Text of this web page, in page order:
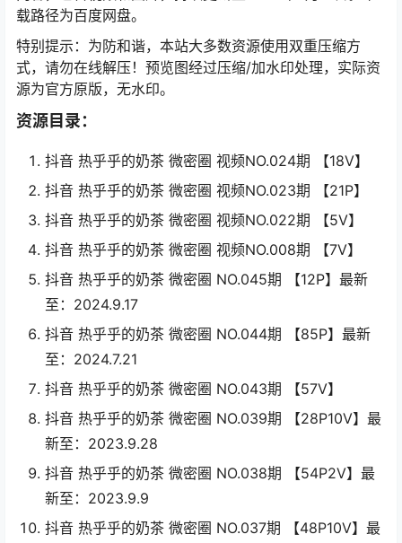
载路径为百度网盘。
特别提示：为防和谐，本站大多数资源使用双重压缩方
式，请勿在线解压！预览图经过压缩/加水印处理，实际资
源为官方原版，无水印。
资源目录：
抖音 热乎乎的奶茶 微密圈 视频NO.024期 【18V】
抖音 热乎乎的奶茶 微密圈 视频NO.023期 【21P】
抖音 热乎乎的奶茶 微密圈 视频NO.022期 【5V】
抖音 热乎乎的奶茶 微密圈 视频NO.008期 【7V】
抖音 热乎乎的奶茶 微密圈 NO.045期 【12P】最新
至：2024.9.17
抖音 热乎乎的奶茶 微密圈 NO.044期 【85P】最新
至：2024.7.21
抖音 热乎乎的奶茶 微密圈 NO.043期 【57V】
抖音 热乎乎的奶茶 微密圈 NO.039期 【28P10V】最
新至：2023.9.28
抖音 热乎乎的奶茶 微密圈 NO.038期 【54P2V】最
新至：2023.9.9
抖音 热乎乎的奶茶 微密圈 NO.037期 【48P10V】最